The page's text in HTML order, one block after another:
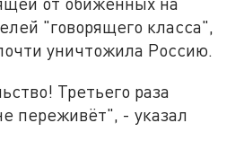
"говорящего класса",
уничтожила Россию.
Третьего раза
переживёт", - указал